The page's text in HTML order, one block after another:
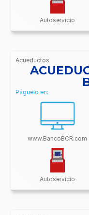
Autoservicio
Acueductos
/BancoBCR-
Contenido/
Páguelo en:
www.BancoBCR.com
Autoservicio